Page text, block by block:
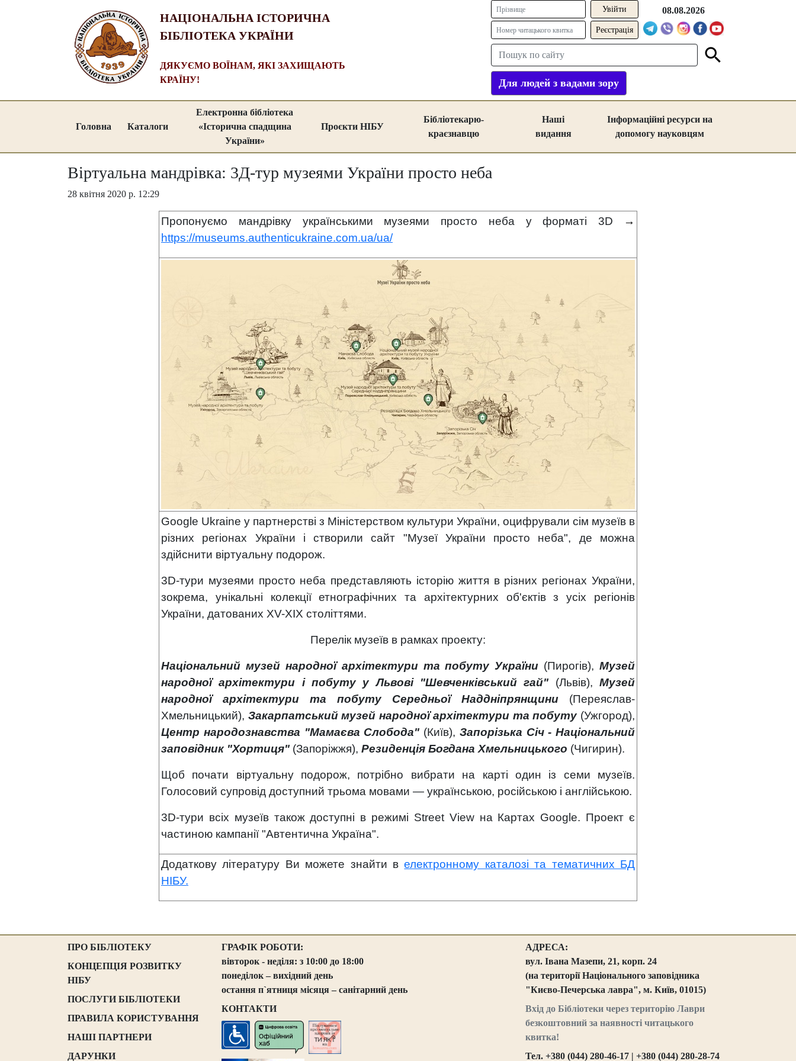
НАЦІОНАЛЬНА ІСТОРИЧНА
БІБЛІОТЕКА УКРАЇНИ
ДЯКУЄМО ВОЇНАМ, ЯКІ ЗАХИЩАЮТЬ
КРАЇНУ!
Реєстрація
08.08.2026
Для людей з вадами зору
Головна Каталоги
Електронна бібліотека
«Історична спадщина
України»
Проєкти НІБУ
Бібліотекарю-
краєзнавцю
Наші
видання
Інформаційні ресурси на
допомогу науковцям
Віртуальна мандрівка: 3Д-тур музеями України просто неба
28 квітня 2020 р. 12:29
Пропонуємо мандрівку українськими музеями просто неба у форматі3D
→
https://museums.authenticukraine.com.ua/ua/
Google Ukraine у партнерстві з Міністерством культури України, оцифрували сім музеїв в
різних регіонах України і створили сайт "Музеї України просто неба", де можна
здійснити віртуальну подорож.
3D-тури музеями просто неба представляють історію життя в різних регіонах України,
зокрема, унікальні колекції етнографічних та архітектурних об'єктів з усіх регіонів
України, датованих XV-XIX століттями.
Перелік музеїв в рамках проекту:
Національний музей народної архітектури та побуту України (Пирогів), Музей
народної архітектури і побуту у Львові "Шевченківський гай" (Львів),Музей
народної архітектури та побуту Середньої Наддніпрянщини (Переяслав-
Хмельницький), Закарпатський музей народної архітектури та побуту (Ужгород),
Центр народознавства "Мамаєва Слобода" (Київ), Запорізька Січ - Національний
заповідник "Хортиця" (Запоріжжя), Резиденція Богдана Хмельницького (Чигирин).
Щоб почати віртуальну подорож, потрібно вибрати на карті один із семи музеїв.
Голосовий супровід доступний трьома мовами — українською, російською і англійською.
3D-тури всіх музеїв також доступні в режимі Street View на Картах Google. Проект є
частиною кампанії "Автентична Україна".
Додаткову літературу Ви можете знайти велектронному каталозі та тематичних БД
НІБУ.
ПРО БІБЛІОТЕКУ
КОНЦЕПЦІЯ РОЗВИТКУ
НІБУ
ПОСЛУГИ БІБЛІОТЕКИ
ПРАВИЛА КОРИСТУВАННЯ
НАШІ ПАРТНЕРИ
ДАРУНКИ
ГРАФІК РОБОТИ:
вівторок - неділя: з 10:00 до 18:00
понеділок – вихідний день
остання п`ятниця місяця – санітарний день
КОНТАКТИ
АДРЕСА:
вул. Івана Мазепи, 21, корп. 24
(на території Національного заповідника
"Києво-Печерська лавра", м. Київ, 01015)
Вхід до Бібліотеки через територію Лаври
безкоштовний за наявності читацького
квитка!
Тел. +380 (044) 280-46-17 | +380 (044) 280-28-74